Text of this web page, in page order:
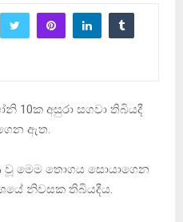
10ක අසුරා සගවා තිබියදී
ඇත.
වූ මෙම තොගය සොයාගෙන
නිවසක තිබියදීය.